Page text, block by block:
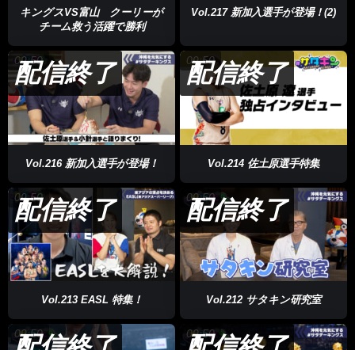
キングスVS富山 クーリーが
チーム救う活躍で勝利
Vol.217 新加入選手が登場！(2)
09:50
配信終了
Vol.216 新加入選手が登場！
09:50
配信終了
Vol.214 佐土原選手特集
09:50
配信終了
Vol.213 EASL 特集！
09:50
配信終了
Vol.212 サタキン研究室
09:50 09:50